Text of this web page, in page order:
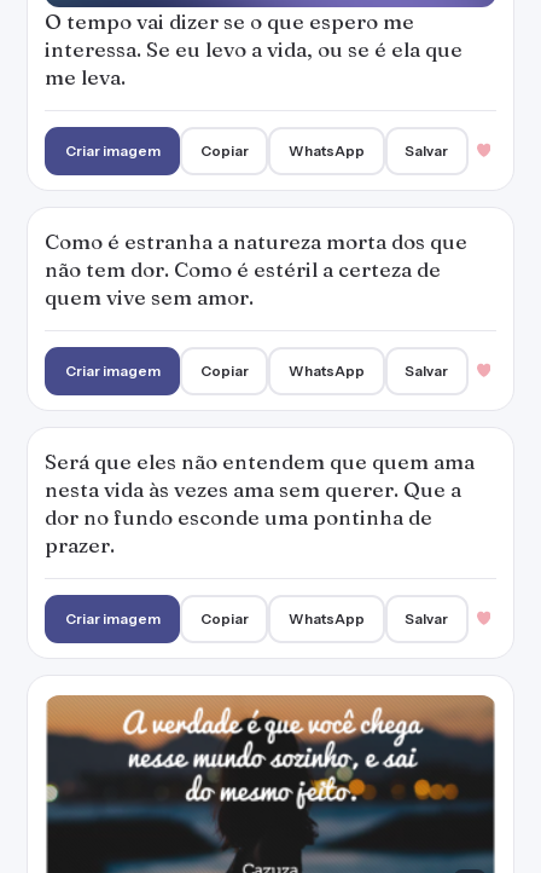
Criar imagem Copiar WhatsApp Salvar
nesta vida às vezes ama sem querer. Que a
dor no fundo esconde uma pontinha de
prazer.
Criar imagem Copiar WhatsApp Salvar
sozinho, e sai do mesmo jeito.
Acenda as luzes todas. Perca a razão! Vem, me
procura e encaixa no escuro do meu coração.
Criar imagem Copiar WhatsApp Salvar